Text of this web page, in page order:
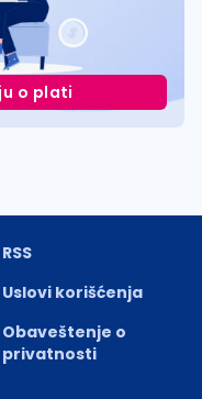
o plati
RSS
Uslovi korišćenja
Obaveštenje o
privatnosti